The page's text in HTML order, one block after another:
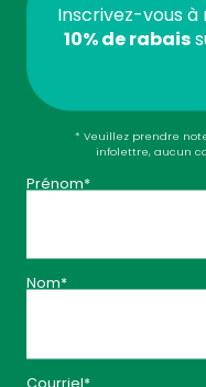
Résultat : 73 produits
Suppléments
Inscrivez-vous
10% de rabais
* Veuillez prendre
infolettre, aucun
Prénom*
Nom*
Courriel*